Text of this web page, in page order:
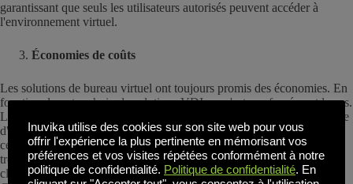
garantissant que seuls les utilisateurs autorisés peuvent accéder à
l'environnement virtuel.
Économies de coûts
Les solutions de bureau virtuel ont toujours promis des économies. En
fonction de votre choix de solutions VDI, ce n'est pas forcément le cas.
Le principal avantage des bureaux virtuels est qu'il n'est pas nécessaire
d'investir dans du matériel coûteux pour chaque employé. Au lieu de
cela, la puissance de calcul de l'environnement de bureau virtuel se
trouve sur des serveurs ou dans le nuage, ce qui permet d'utiliser des
clients légers peu coûteux tels que des Raspberry Pi ou des
Inuvika utilise des cookies sur son site web pour vous
offrir l'expérience la plus pertinente en mémorisant vos
préférences et vos visites répétées conformément à notre
politique de confidentialité. Politique de confidentialité. En